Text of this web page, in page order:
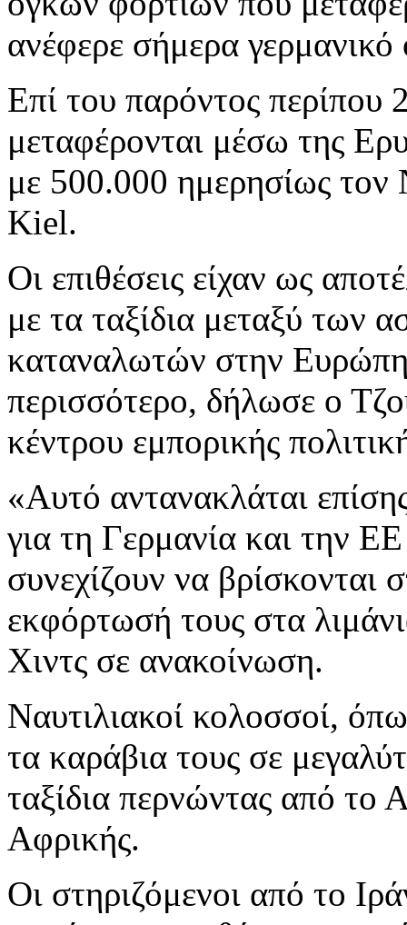
ανέφερε σήμερα γερμανικό
Επί του παρόντος περίπου
μεταφέρονται μέσω της
με 500.000 ημερησίως τον
Kiel.
Οι επιθέσεις είχαν ως
με τα ταξίδια μεταξύ των
καταναλωτών στην Ευρώπη
περισσότερο, δήλωσε ο
κέντρου εμπορικής
«Αυτό αντανακλάται
για τη Γερμανία και την
συνεχίζουν να βρίσκονται
εκφόρτωσή τους στα
Χιντς σε ανακοίνωση.
Ναυτιλιακοί κολοσσοί,
τα καράβια τους σε
ταξίδια περνώντας από το
Αφρικής.
Οι στηριζόμενοι από το